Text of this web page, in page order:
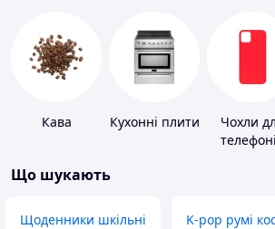
Кава Кухонні плити
Чохли
Що шукають
Щоденники шкільні K-pop румі